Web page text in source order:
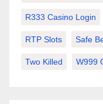
R333 Casino Login
RTP Slots Safe
Two Killed W999